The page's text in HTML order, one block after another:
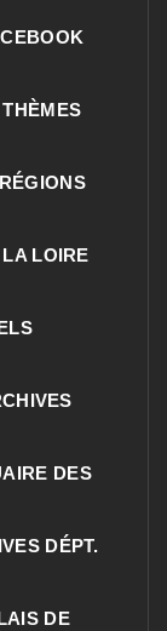
LOIRE
DES
DÉPT.
DE